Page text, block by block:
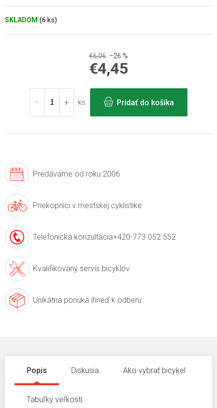
SKLADOM (6 ks)
€6,06 –26 %
€4,45
cena:
ks
Pridať do košíka
Predávame od roku 2006
Priekopníci v mestskej cyklistike
Telefonická konzultácia+420-773 052 552
Kvalifikovaný servis bicyklov
Unikátna ponuka ihneď k odberu
Popis Diskusia Ako vybrať bicykel
Tabuľky veľkostí